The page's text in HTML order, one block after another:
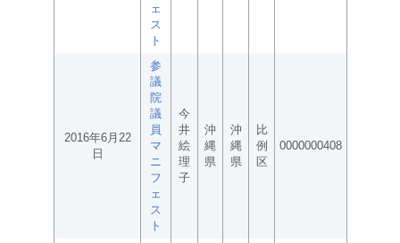
ェ
ス
ト
2016年6月22
日
参
議
院
議
員
マ
ニ
フ
ェ
ス
ト
今
井
絵
理
子
沖
縄
県
沖
縄
県
比
例
区
0000000408